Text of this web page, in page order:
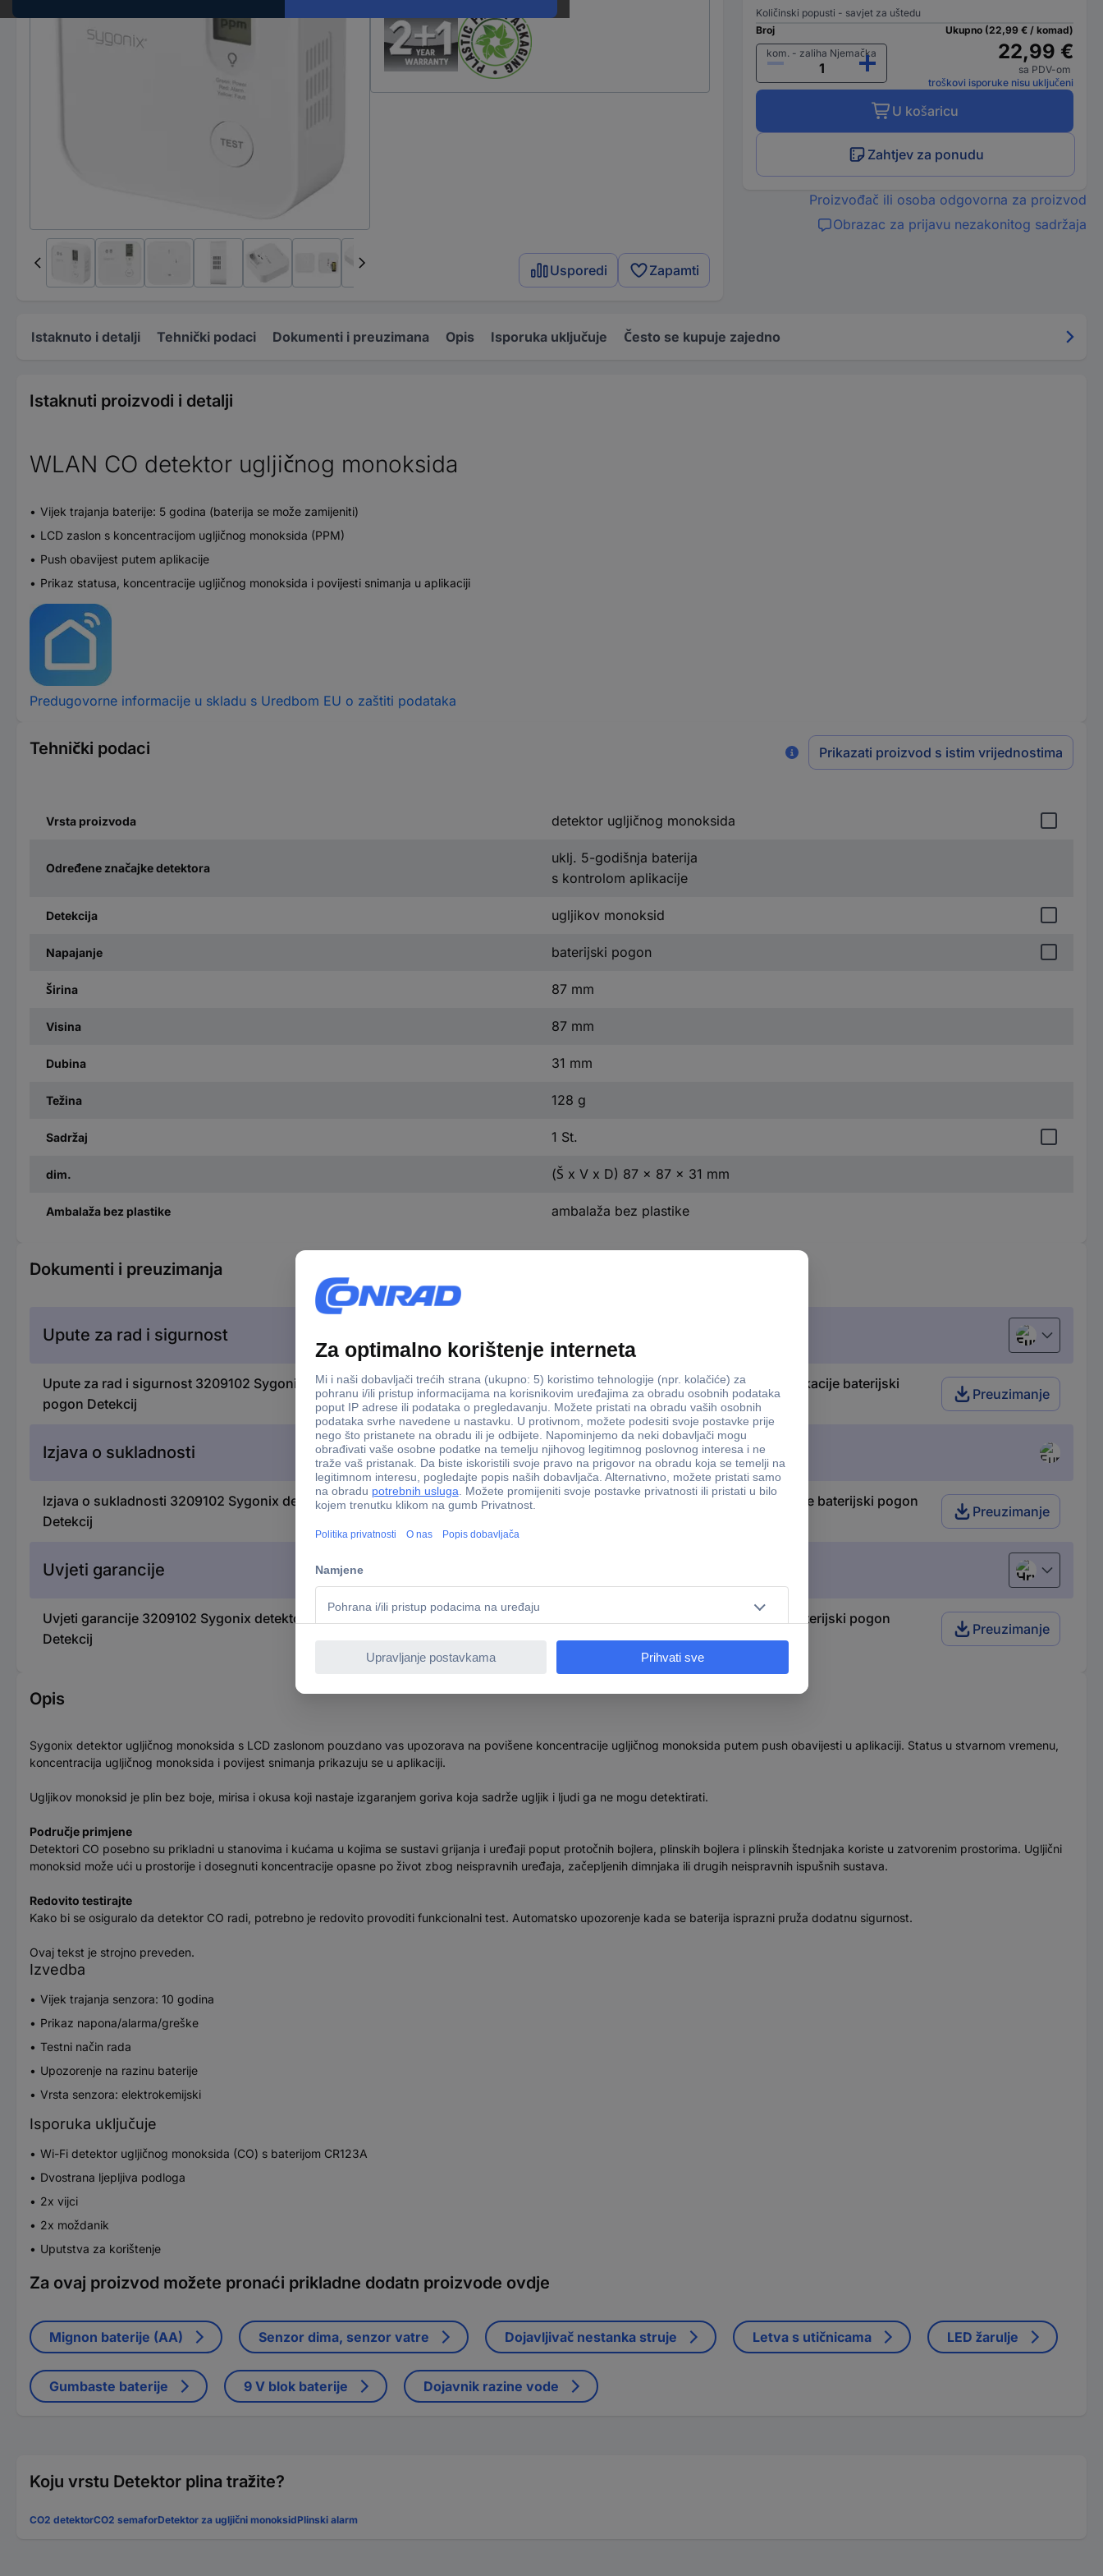
Usporedi Zapamti
Količinski popusti - savjet za uštedu
Broj
kom. - zaliha Njemačka
Ukupno (22,99 € / komad)
22,99 €
sa PDV-om
troškovi isporuke nisu uključeni
U košaricu
Zahtjev za ponudu
Proizvođač ili osoba odgovorna za proizvod
Obrazac za prijavu nezakonitog sadržaja
Istaknuto i detalji Tehnički podaci Dokumenti i preuzimana Opis Isporuka uključuje Često se kupuje zajedno
Istaknuti proizvodi i detalji
WLAN CO detektor ugljičnog monoksida
Vijek trajanja baterije: 5 godina (baterija se može zamijeniti)
LCD zaslon s koncentracijom ugljičnog monoksida (PPM)
Push obavijest putem aplikacije
Prikaz statusa, koncentracije ugljičnog monoksida i povijesti snimanja u aplikaciji
Predugovorne informacije u skladu s Uredbom EU o zaštiti podataka
Tehnički podaci Prikazati proizvod s istim vrijednostima
Vrsta proizvoda detektor ugljičnog monoksida
Određene značajke detektora
uklj. 5-godišnja baterija
s kontrolom aplikacije
Detekcija ugljikov monoksid
Napajanje baterijski pogon
Širina 87 mm
Visina 87 mm
Dubina 31 mm
Težina 128 g
Sadržaj 1 St.
dim. (Š x V x D) 87 x 87 x 31 mm
Ambalaža bez plastike ambalaža bez plastike
Dokumenti i preuzimanja
Upute za rad i sigurnost European
Upute za rad i sigurnost 3209102 Sygonix detektor ugljičnog monoksida komplet uklj. 5-godišnja baterija, s kontrolom aplikacije baterijski
pogon Detekcij
Preuzimanje
Izjava o sukladnosti
Izjava o sukladnosti 3209102 Sygonix detektor ugljičnog monoksida komplet uklj. 5-godišnja baterija, s kontrolom aplikacije baterijski pogon
Detekcij
Preuzimanje
Uvjeti garancije Hrvatski
Uvjeti garancije 3209102 Sygonix detektor ugljičnog monoksida komplet uklj. 5-godišnja baterija, s kontrolom aplikacije baterijski pogon
Detekcij
Preuzimanje
Opis
Sygonix detektor ugljičnog monoksida s LCD zaslonom pouzdano vas upozorava na povišene koncentracije ugljičnog monoksida putem push obavijesti u aplikaciji. Status u stvarnom vremenu,
koncentracija ugljičnog monoksida i povijest snimanja prikazuju se u aplikaciji.
Ugljikov monoksid je plin bez boje, mirisa i okusa koji nastaje izgaranjem goriva koja sadrže ugljik i ljudi ga ne mogu detektirati.
Područje primjene
Detektori CO posebno su prikladni u stanovima i kućama u kojima se sustavi grijanja i uređaji poput protočnih bojlera, plinskih bojlera i plinskih štednjaka koriste u zatvorenim prostorima. Ugljični
monoksid može ući u prostorije i dosegnuti koncentracije opasne po život zbog neispravnih uređaja, začepljenih dimnjaka ili drugih neispravnih ispušnih sustava.
Redovito testirajte
Kako bi se osiguralo da detektor CO radi, potrebno je redovito provoditi funkcionalni test. Automatsko upozorenje kada se baterija isprazni pruža dodatnu sigurnost.
Ovaj tekst je strojno preveden.
Izvedba
Vijek trajanja senzora: 10 godina
Prikaz napona/alarma/greške
Testni način rada
Upozorenje na razinu baterije
Vrsta senzora: elektrokemijski
Isporuka uključuje
Wi-Fi detektor ugljičnog monoksida (CO) s baterijom CR123A
Dvostrana ljepljiva podloga
2x vijci
2x moždanik
Uputstva za korištenje
Za ovaj proizvod možete pronaći prikladne dodatn proizvode ovdje
Mignon baterije (AA) Senzor dima, senzor vatre Dojavljivač nestanka struje Letva s utičnicama LED žarulje
Gumbaste baterije 9 V blok baterije Dojavnik razine vode
Koju vrstu Detektor plina tražite?
CO2 detektorCO2 semaforDetektor za ugljični monoksidPlinski alarm